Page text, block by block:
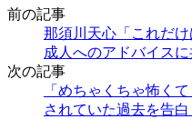
前の記事
那須川天心「これだ
成人へのアドバイスに
次の記事
「めちゃくちゃ怖く
されていた過去を告白